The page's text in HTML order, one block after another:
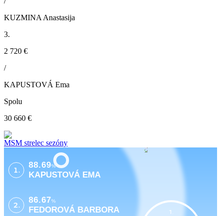
KUZMINA Anastasija
3.
2 720 €
/
KAPUSTOVÁ Ema
Spolu
30 660 €
MSM strelec sezóny
1.
88.69%
KAPUSTOVÁ EMA
2.
86.67%
FEDOROVÁ BARBORA 1.